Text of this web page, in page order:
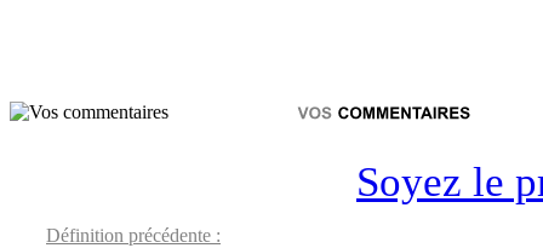
Soyez le
Définition précédente :